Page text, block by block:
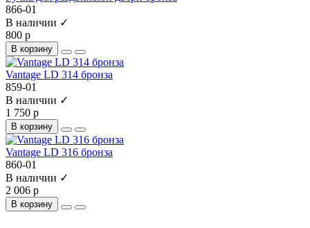
866-01
В наличии ✓
800 р
В корзину
Vantage LD 314 бронза
859-01
В наличии ✓
1 750 р
В корзину
Vantage LD 316 бронза
860-01
В наличии ✓
2 006 р
В корзину